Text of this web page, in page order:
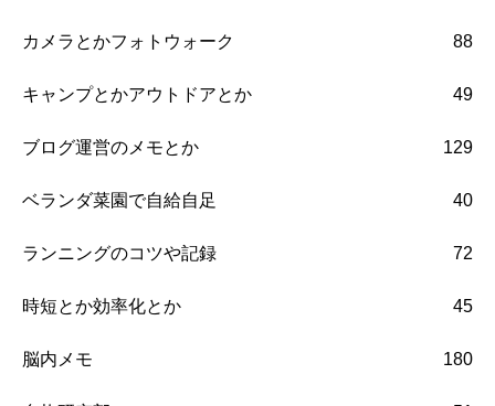
カメラとかフォトウォーク 88
キャンプとかアウトドアとか 49
ブログ運営のメモとか 129
ベランダ菜園で自給自足 40
ランニングのコツや記録 72
時短とか効率化とか 45
脳内メモ 180